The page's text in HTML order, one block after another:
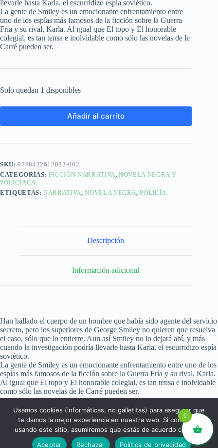
llevarle hasta Karla, el escurridizo espía soviético.
La gente de Smiley es un emocionante enfrentamiento entre
uno de los espías más famosos de la ficción sobre la Guerra
Fría y su rival, Karla. Al igual que El topo y El honorable
colegial, es tan tensa e inolvidable como sólo las novelas de le
Carré pueden ser.
Solo quedan 1 disponibles
Añadir al carrito
SKU:9788422612032-002
CATEGORÍAS: FICCIÓN NARRATIVA,NOVELA NEGRA Y
POLICIACA
ETIQUETAS:NARRATIVA,NOVELA NEGRA,POLICÍA
Descripción
Información adicional
Han hallado el cuerpo de un hombre que había sido agente del servicio
secreto, pero los superiores de George Smiley no quieren que resuelva
el caso, sólo que lo entierre. Aun así Smiley no lo dejará ahí, y más
cuando la investigación podría llevarle hasta Karla, el escurridizo espía
soviético.
La gente de Smiley es un emocionante enfrentamiento entre uno de los
espías más famosos de la ficción sobre la Guerra Fría y su rival, Karla.
Al igual que El topo y El honorable colegial, es tan tensa e inolvidable
como sólo las novelas de le Carré pueden ser.
libros.eco © - Desde Barcelona para el mundo 💚 |
0
Usamos cookies (informáticas, no galletitas) para asegurar que
te damos la mejor experiencia en nuestra web. Si continúas
usando este sitio, asumiremos que estás de acuerdo con ello.
Aceptar
Rechazar Política de privacidad